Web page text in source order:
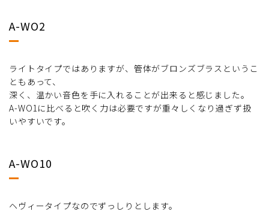
A-WO2
ライトタイプではありますが、管体がブロンズブラスというこ
ともあって、
深く、温かい音色を手に入れることが出来ると感じました。
A-WO1に比べると吹く力は必要ですが重々しくなり過ぎず扱
いやすいです。
A-WO10
ヘヴィータイプなのでずっしりとします。